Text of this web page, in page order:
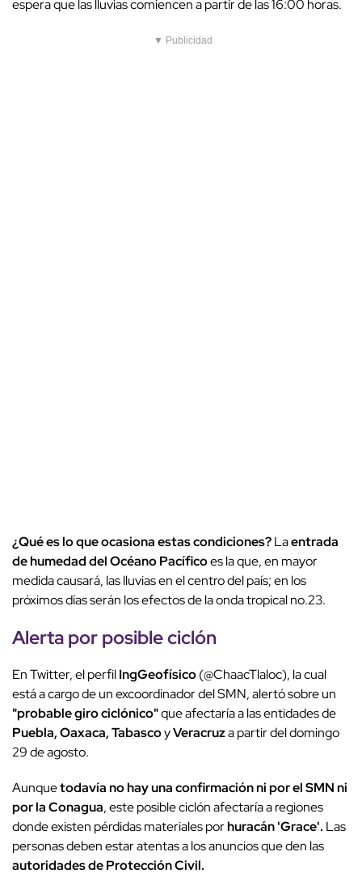
espera que las lluvias comiencen a partir de las 16:00 horas.
▼ Publicidad
¿Qué es lo que ocasiona estas condiciones?Laentrada
de humedad del Océano Pacíficoes la que, en mayor
medida causará, las lluvias en el centro del país; en los
próximos días serán los efectos de la onda tropical no.23.
Alerta por posible ciclón
En Twitter, el perfilIngGeofísico(@ChaacTlaloc), la cual
está a cargo de un excoordinador del SMN, alertó sobre un
"probable giro ciclónico"que afectaría a las entidades de
Puebla, Oaxaca, TabascoyVeracruza partir del domingo
29 de agosto.
Aunquetodavía no hay una confirmación ni por el SMN ni
por la Conagua, este posible ciclón afectaría a regiones
donde existen pérdidas materiales porhuracán 'Grace'. Las
personas deben estar atentas a los anuncios que den las
autoridades de Protección Civil.